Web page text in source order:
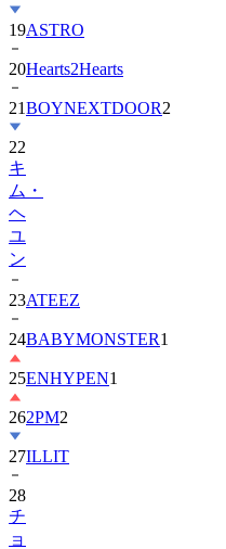
19ASTRO
20Hearts2Hearts
21BOYNEXTDOOR2
22
キ
ム・
ヘ
ユ
ン
23ATEEZ
24BABYMONSTER1
25ENHYPEN1
262PM2
27ILLIT
28
チ
ョ